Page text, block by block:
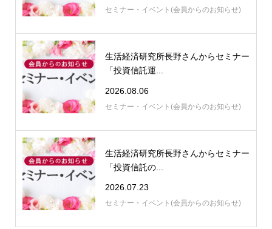
セミナー・イベント(会員からのお知らせ)
生活経済研究所長野さんからセミナー
「投資信託運...
2026.08.06
セミナー・イベント(会員からのお知らせ)
生活経済研究所長野さんからセミナー
「投資信託の...
2026.07.23
セミナー・イベント(会員からのお知らせ)